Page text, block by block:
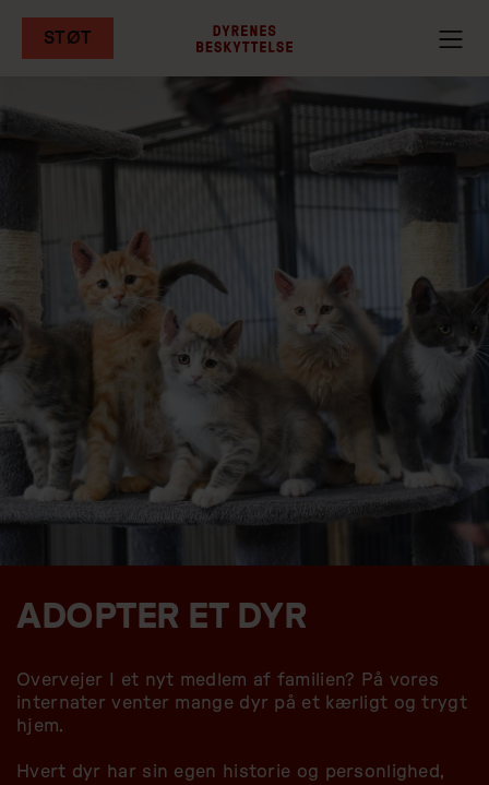
til
hovedindhold
STØT
ADOPTER ET DYR
Overvejer I et nyt medlem af familien? På vores
internater venter mange dyr på et kærligt og trygt
hjem.
Hvert dyr har sin egen historie og personlighed,